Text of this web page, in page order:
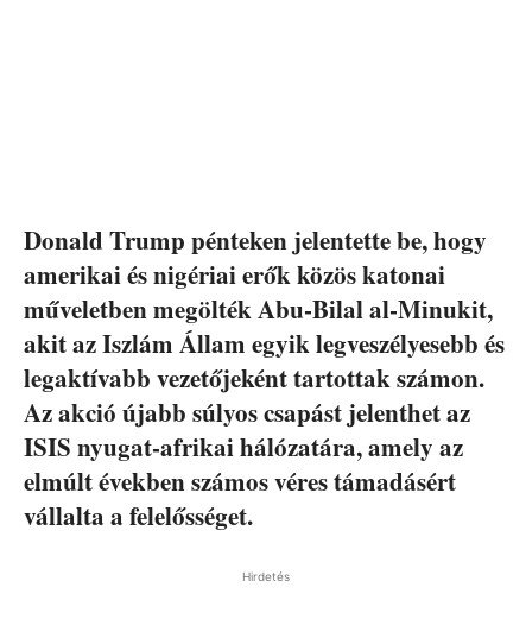
Donald Trump pénteken jelentette be, hogy
amerikai és nigériai erők közös katonai
műveletben megölték Abu-Bilal al-Minukit,
akit az Iszlám Állam egyik legveszélyesebb és
legaktívabb vezetőjeként tartottak számon.
Az akció újabb súlyos csapást jelenthet az
ISIS nyugat-afrikai hálózatára, amely az
elmúlt években számos véres támadásért
vállalta a felelősséget.
Hirdetés